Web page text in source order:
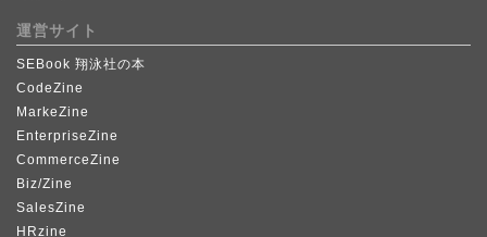
運営サイト
SEBook 翔泳社の本
CodeZine
MarkeZine
EnterpriseZine
CommerceZine
Biz/Zine
SalesZine
HRzine